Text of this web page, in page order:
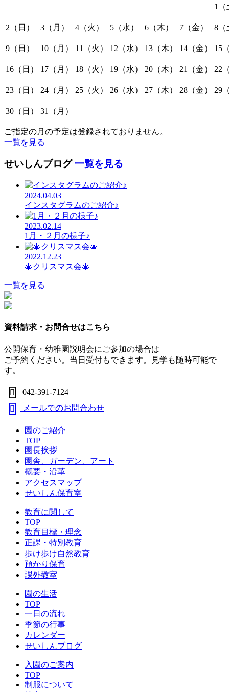
1
2 （日） 3 （月） 4 （火） 5 （水） 6 （木） 7 （金） 8
9 （日） 10 （月） 11 （火） 12 （水） 13 （木） 14 （金） 15
16 （日） 17 （月） 18 （火） 19 （水） 20 （木） 21 （金） 22
23 （日） 24 （月） 25 （火） 26 （水） 27 （木） 28 （金） 29
30 （日） 31 （月）
ご指定の月の予定は登録されておりません。
一覧を見る
せいしんブログ 一覧を見る
2024.04.03
インスタグラムのご紹介♪
2023.02.14
1月・２月の様子♪
2022.12.23
🎄クリスマス会🎄
一覧を見る
資料請求・お問合せはこちら
公開保育・幼稚園説明会にご参加の場合は
ご予約ください。当日受付もできます。見学も随時可能で
す。
042-391-7124
メールでのお問合わせ
園のご紹介
TOP
園長挨拶
園舎、ガーデン、アート
概要・沿革
アクセスマップ
せいしん保育室
教育に関して
TOP
教育目標・理念
正課・特別教育
歩け歩け自然教育
預かり保育
課外教室
園の生活
TOP
一日の流れ
季節の行事
カレンダー
せいしんブログ
入園のご案内
TOP
制服について